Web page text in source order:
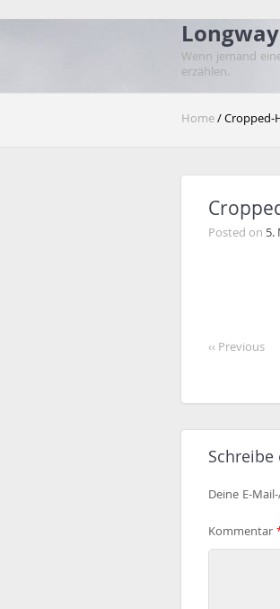
Wenn jemand
erzählen.
Home/ Cropped-
Posted on 5.
‹‹ Previous
Deine E-
Kommentar